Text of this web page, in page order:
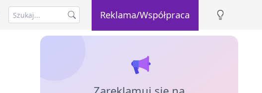
Reklama/Współpraca